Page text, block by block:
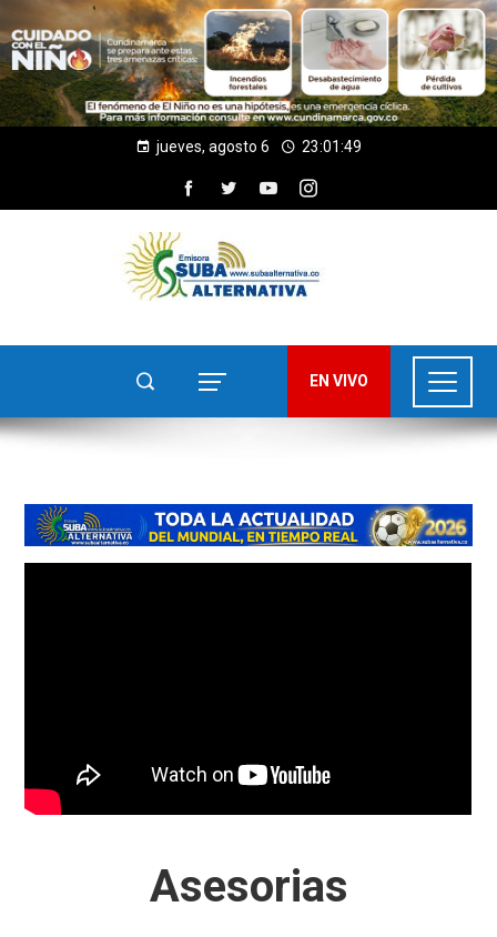
jueves, agosto 6 23:01:49
EN VIVO
Asesorias